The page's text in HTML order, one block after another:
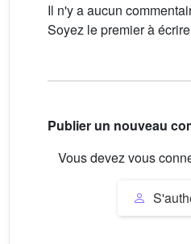
Il n'y a aucun
Soyez le premier à
Publier un nouveau
Vous devez vous